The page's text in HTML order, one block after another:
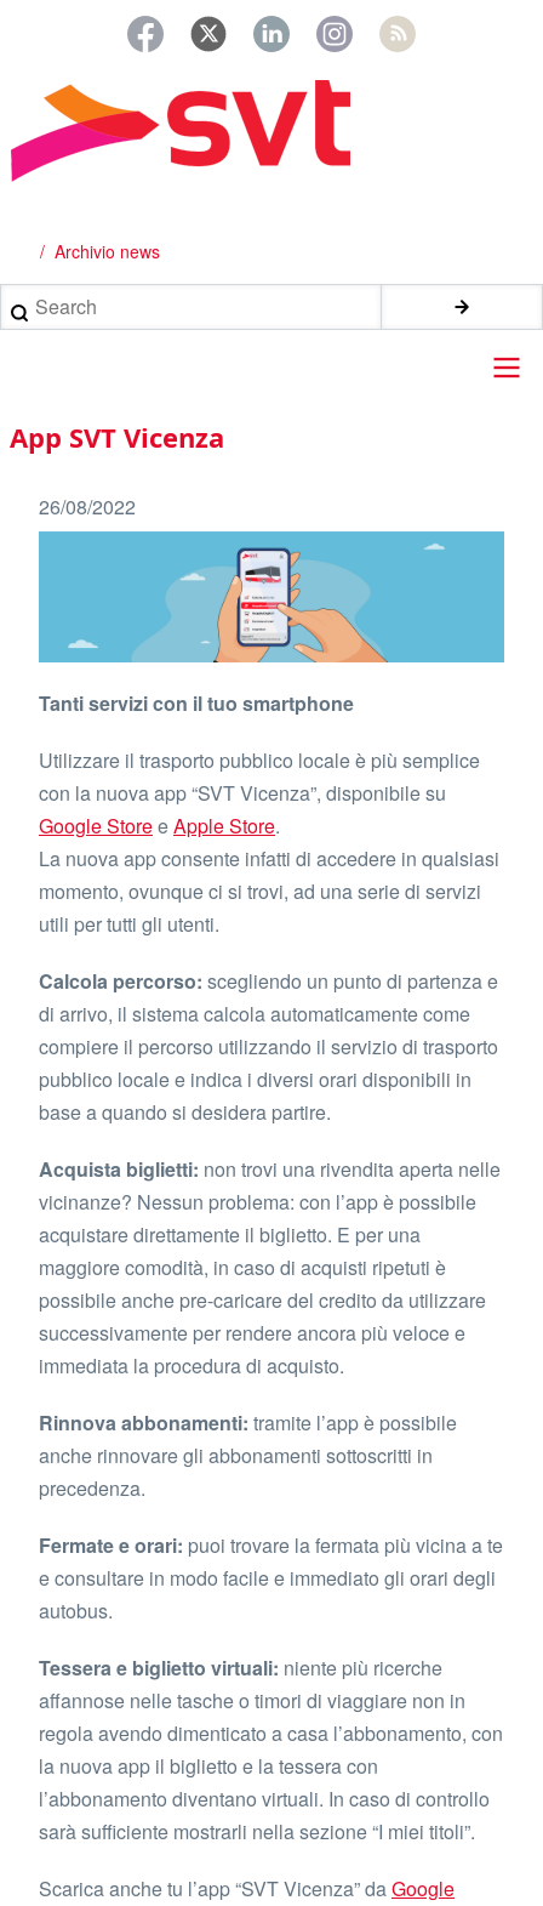
principale
Briciole
di
pane
Archivio news
Search
Main
navigation
App SVT Vicenza
26/08/2022
Tanti servizi con il tuo smartphone
Utilizzare il trasporto pubblico locale è più semplice
con la nuova app “SVT Vicenza”, disponibile su
Google StoreeApple Store.
La nuova app consente infatti di accedere in qualsiasi
momento, ovunque ci si trovi, ad una serie di servizi
utili per tutti gli utenti.
Calcola percorso: scegliendo un punto di partenza e
di arrivo, il sistema calcola automaticamente come
compiere il percorso utilizzando il servizio di trasporto
pubblico locale e indica i diversi orari disponibili in
base a quando si desidera partire.
Acquista biglietti: non trovi una rivendita aperta nelle
vicinanze? Nessun problema: con l’app è possibile
acquistare direttamente il biglietto. E per una
maggiore comodità, in caso di acquisti ripetuti è
possibile anche pre-caricare del credito da utilizzare
successivamente per rendere ancora più veloce e
immediata la procedura di acquisto.
Rinnova abbonamenti: tramite l’app è possibile
anche rinnovare gli abbonamenti sottoscritti in
precedenza.
Fermate e orari: puoi trovare la fermata più vicina a te
e consultare in modo facile e immediato gli orari degli
autobus.
Tessera e biglietto virtuali: niente più ricerche
affannose nelle tasche o timori di viaggiare non in
regola avendo dimenticato a casa l’abbonamento, con
la nuova app il biglietto e la tessera con
l’abbonamento diventano virtuali. In caso di controllo
sarà sufficiente mostrarli nella sezione “I miei titoli”.
Scarica anche tu l’app “SVT Vicenza” daGoogle